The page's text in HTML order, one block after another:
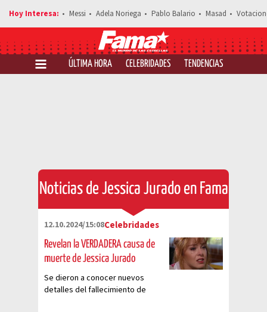
Messi Adela Noriega Pablo Balario Masad
ÚLTIMA HORA CELEBRIDADES TENDENCIAS
Noticias de Jessica Jurado en Fama
12.10.2024/15:08Celebridades
Revelan la VERDADERA causa de
muerte de Jessica Jurado
Se dieron a conocer nuevos
detalles del fallecimiento de